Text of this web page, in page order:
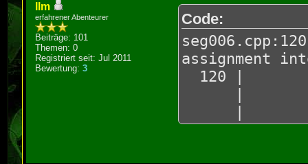
llm
erfahrener Abenteurer
Beiträge: 101
Themen: 0
Registriert seit: Jul 2011
Bewertung:3
Code:
assignment
120 | }